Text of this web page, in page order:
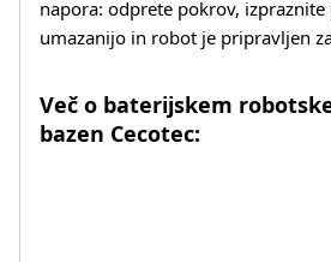
napora: odprete pokrov, izpraznite
umazanijo in robot je pripravljen
Več o baterijskem
bazen Cecotec: